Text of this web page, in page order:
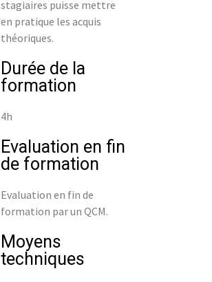
stagiaires puisse mettre
en pratique les acquis
théoriques.
Durée de la
formation
4h
Evaluation en fin
de formation
Evaluation en fin de
formation par un QCM.
Moyens
techniques